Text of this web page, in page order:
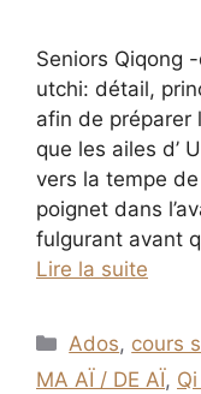
Seniors Qiqong
utchi: détail,
afin de préparer
que les ailes d’
vers la tempe
poignet dans
fulgurant avant
Lire la suite
Catégories
Ados, cours
MA AÏ / DE AÏ,